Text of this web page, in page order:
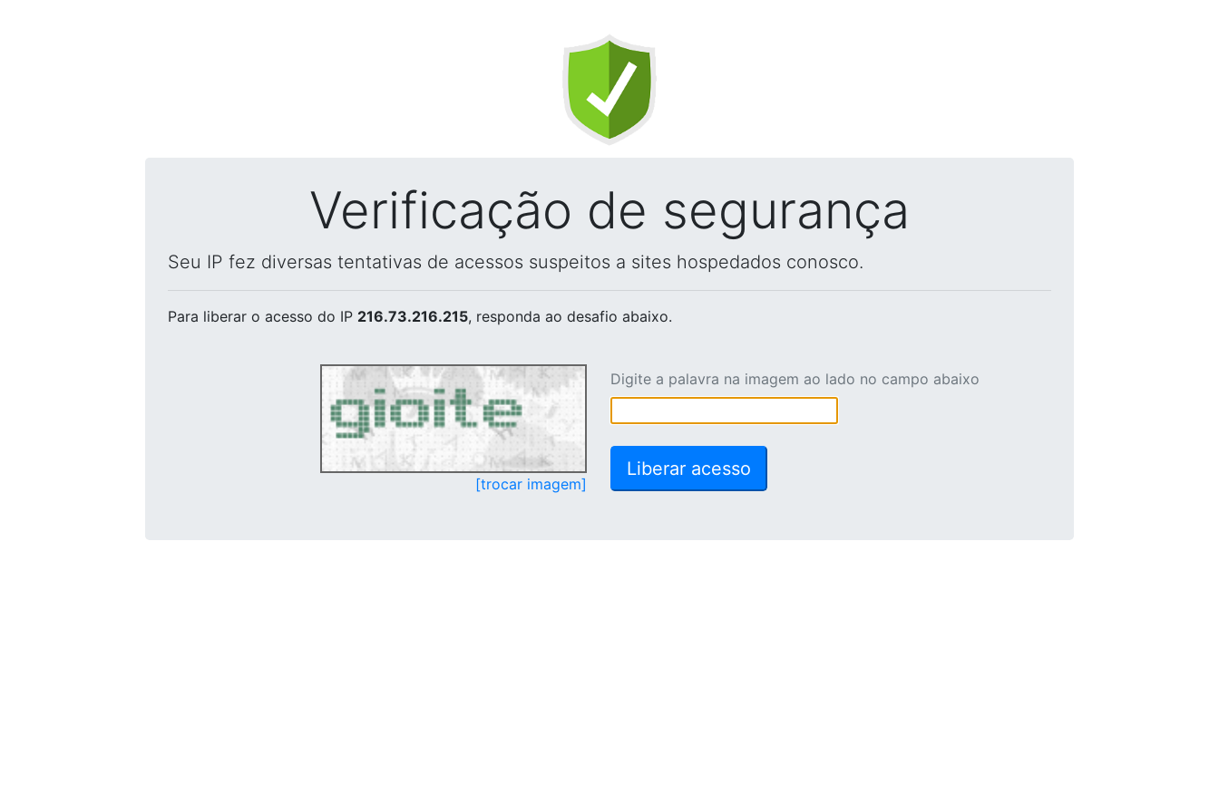
Verificação de segurança
Seu IP fez diversas tentativas de acessos suspeitos a sites hospedados conosco.
Para liberar o acesso do IP 216.73.216.215, responda ao desafio abaixo.
[trocar imagem]
Digite a palavra na imagem ao lado no campo abaixo